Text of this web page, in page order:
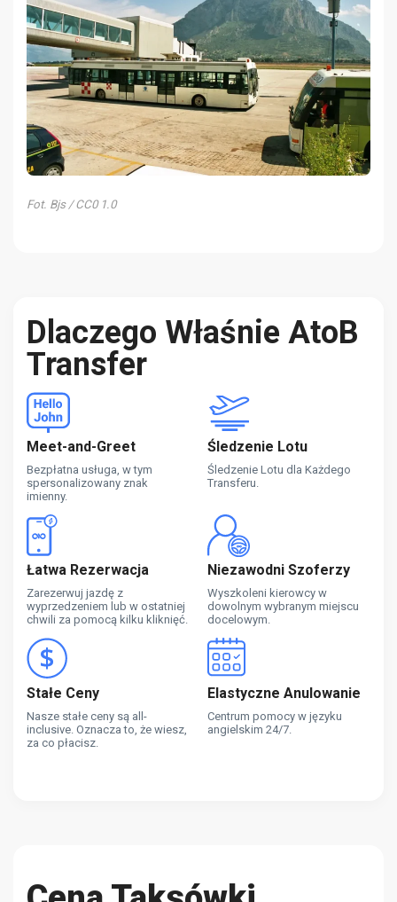
Fot. Bjs / CC0 1.0
Dlaczego Właśnie AtoB
Transfer
Meet-and-Greet
Bezpłatna usługa, w tym
spersonalizowany znak
imienny.
Śledzenie Lotu
Śledzenie Lotu dla Każdego
Transferu.
Łatwa Rezerwacja
Zarezerwuj jazdę z
wyprzedzeniem lub w ostatniej
chwili za pomocą kilku kliknięć.
Niezawodni Szoferzy
Wyszkoleni kierowcy w
dowolnym wybranym miejscu
docelowym.
Stałe Ceny
Nasze stałe ceny są all-
inclusive. Oznacza to, że wiesz,
za co płacisz.
Elastyczne Anulowanie
Centrum pomocy w języku
angielskim 24/7.